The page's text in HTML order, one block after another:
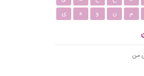
م ن و ه ی
من